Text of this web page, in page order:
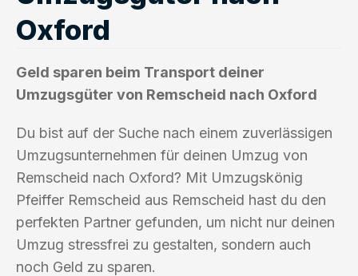
Oxford
Geld sparen beim Transport deiner
Umzugsgüter von Remscheid nach Oxford
Du bist auf der Suche nach einem zuverlässigen
Umzugsunternehmen für deinen Umzug von
Remscheid nach Oxford? Mit Umzugskönig
Pfeiffer Remscheid aus Remscheid hast du den
perfekten Partner gefunden, um nicht nur deinen
Umzug stressfrei zu gestalten, sondern auch
noch Geld zu sparen.